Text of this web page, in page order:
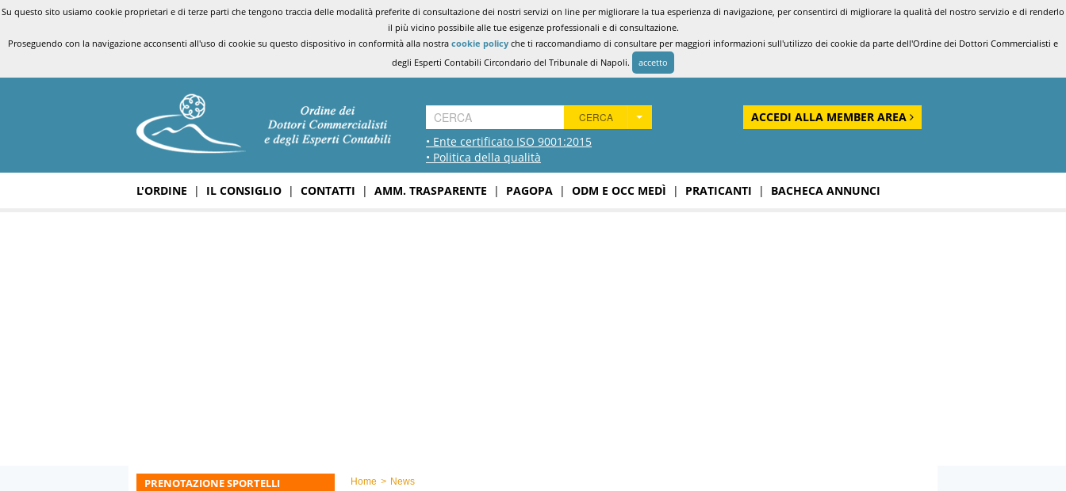
Su questo sito usiamo cookie proprietari e di terze parti che tengono traccia delle modalità preferite di consultazione dei nostri servizi on line per migliorare la tua esperienza di navigazione, per consentirci di migliorare la qualità del nostro servizio e di renderlo
il più vicino possibile alle tue esigenze professionali e di consultazione.
Proseguendo con la navigazione acconsenti all'uso di cookie su questo dispositivo in conformità alla nostra cookie policy che ti raccomandiamo di consultare per maggiori informazioni sull'utilizzo dei cookie da parte dell'Ordine dei Dottori Commercialisti e
degli Esperti Contabili Circondario del Tribunale di Napoli.
accetto
• Ente certificato ISO 9001:2015
• Politica della qualità
CERCA ACCEDI ALLA MEMBER AREA
L'ORDINE | IL CONSIGLIO | CONTATTI | AMM. TRASPARENTE | PAGOPA | ODM E OCC MEDÌ | PRATICANTI | BACHECA ANNUNCI
Home > News
PRENOTAZIONE SPORTELLI